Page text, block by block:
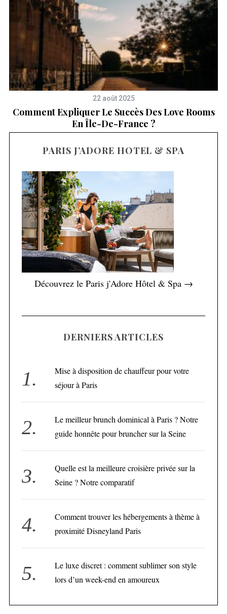
22 août 2025
Comment Expliquer Le Succès Des Love Rooms
En Île-De-France ?
PARIS J’ADORE HOTEL & SPA
Découvrez le Paris j'Adore Hôtel & Spa →
DERNIERS ARTICLES
Mise à disposition de chauffeur pour votre
séjour à Paris
Le meilleur brunch dominical à Paris ? Notre
guide honnête pour bruncher sur la Seine
Quelle est la meilleure croisière privée sur la
Seine ? Notre comparatif
Comment trouver les hébergements à thème à
proximité Disneyland Paris
Le luxe discret : comment sublimer son style
lors d’un week-end en amoureux